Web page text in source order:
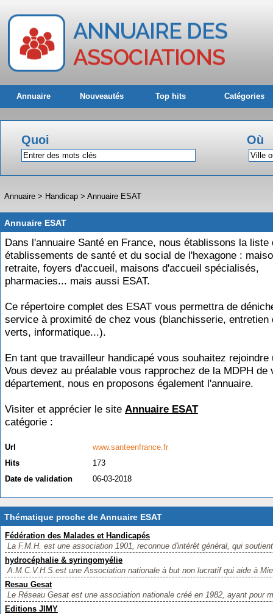
Annuaire Nouveautés Top hits Catégories
Quoi Où
Annuaire > Handicap > Annuaire ESAT
Annuaire ESAT
Dans l'annuaire Santé en France, nous établissons la liste
établissements de santé et du social de l'hexagone :
retraite, foyers d'accueil, maisons d'accueil spécialisés,
pharmacies... mais aussi ESAT.
Ce répertoire complet des ESAT vous permettra de
service à proximité de chez vous (blanchisserie, entretien
verts, informatique...).
En tant que travailleur handicapé vous souhaitez rejoindre
Vous devez au préalable vous rapprochez de la MDPH de
département, nous en proposons également l'annuaire.
Visiter et apprécier le site Annuaire ESAT
catégorie :
Url
www.santeenfrance.fr
Hits
173
Date de validation
06-03-2018
Thématique proche de Annuaire ESAT
Fédération des Malades et Handicapés
La F.M.H. est une association 1901, reconnue d'intérêt général, qui
hydrocéphalie & syringomyélie
A.M.C.V.H.S.est une Association nationale à but non lucratif qui aide à
Resau Gesat
Le Réseau Gesat est une association nationale créé en 1982, ayant pour
Editions JIMY